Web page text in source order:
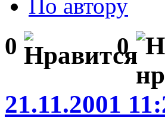
По автору
0 0
21.11.2001